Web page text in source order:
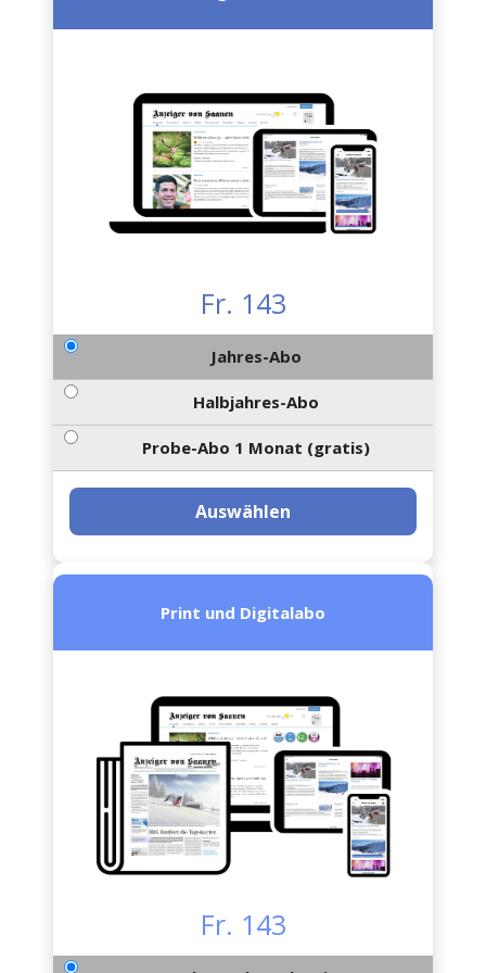
Fr. 143
Jahres-Abo
Halbjahres-Abo
Probe-Abo 1 Monat (gratis)
Auswählen
Print und Digitalabo
Fr. 143